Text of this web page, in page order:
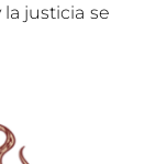
justicia se